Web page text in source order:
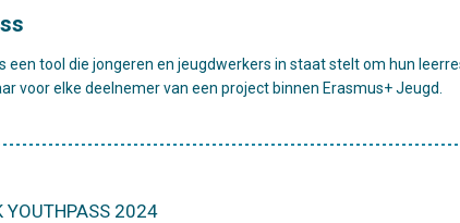
een tool die jongeren en jeugdwerkers in staat stelt om hun
voor elke deelnemer van een project binnen Erasmus+ Jeugd.
YOUTHPASS 2024